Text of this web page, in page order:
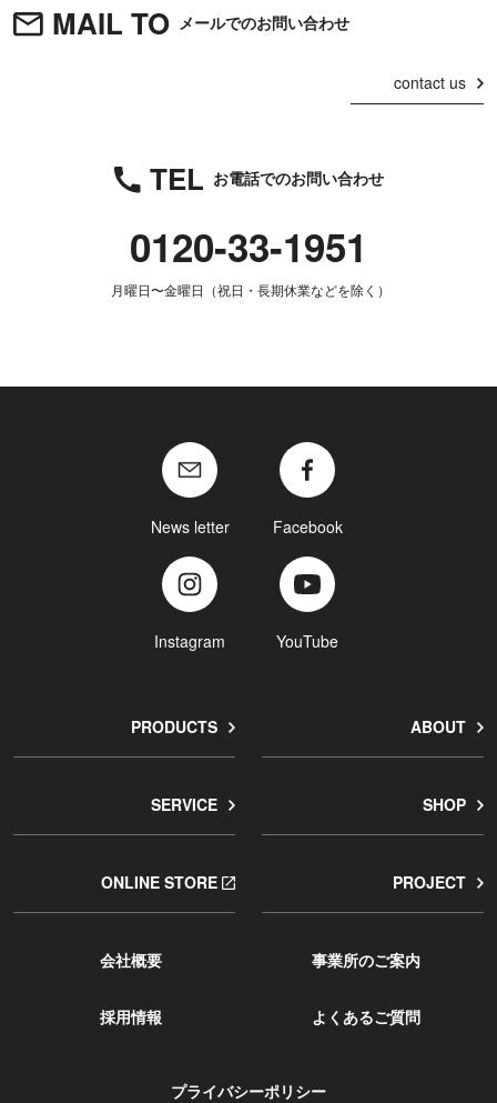
MAIL TO メールでのお問い合わせ
contact us
TEL お電話でのお問い合わせ
0120-33-1951
月曜日〜金曜日（祝日・長期休業などを除く）
News letter Facebook
Instagram YouTube
PRODUCTS ABOUT
SERVICE SHOP
ONLINE STORE PROJECT
会社概要 事業所のご案内
採用情報 よくあるご質問
プライバシーポリシー